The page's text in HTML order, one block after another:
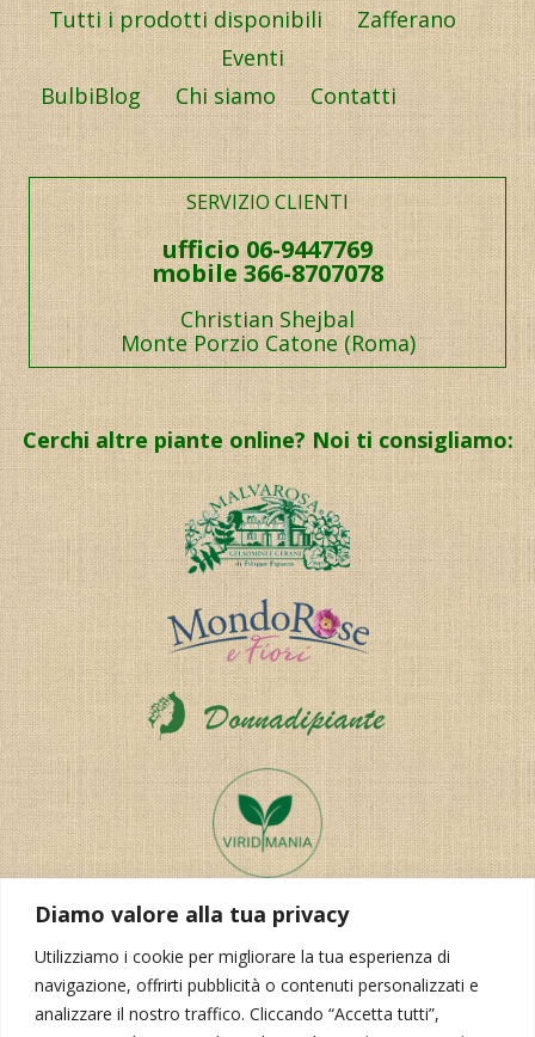
Diamo valore alla tua privacy
Utilizziamo i cookie per migliorare la tua esperienza di
navigazione, offrirti pubblicità o contenuti personalizzati e
analizzare il nostro traffico. Cliccando “Accetta tutti”,
Tutti i prodotti disponibili
Zafferano
Eventi
BulbiBlog
Chi siamo Contatti
SERVIZIO CLIENTI
ufficio 06-9447769
mobile 366-8707078
Christian Shejbal
Monte Porzio Catone (Roma)
Cerchi altre piante online? Noi ti consigliamo: